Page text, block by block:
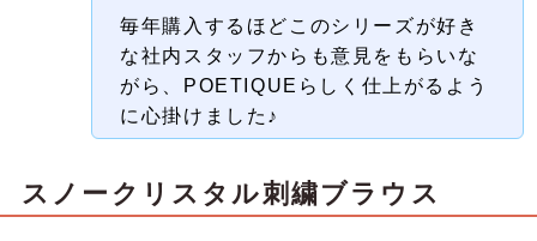
毎年購入するほどこのシリーズが好き
な社内スタッフからも意見をもらいな
がら、POETIQUEらしく仕上がるよう
に心掛けました♪
スノークリスタル刺繍ブラウス